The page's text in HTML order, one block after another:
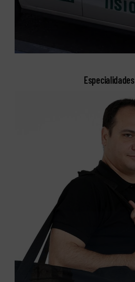
Especialidades